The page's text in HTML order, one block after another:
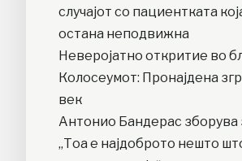
случајот со пациентката
остана неподвижна
Неверојатно откритие во
Колосеумот: Пронајдена
век
Антонио Бандерас зборува
„Тоа е најдоброто нешто